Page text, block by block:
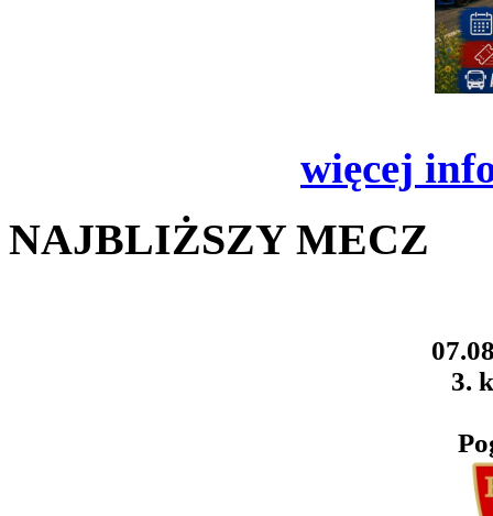
więcej
NAJBLIŻSZY MECZ
3.